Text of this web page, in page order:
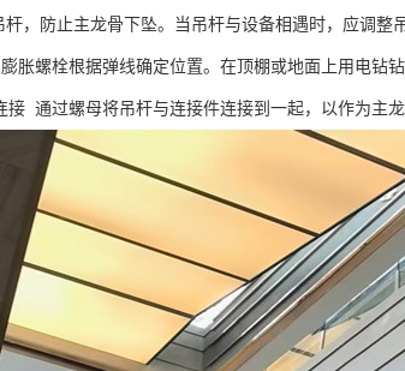
杆，防止主龙骨下坠。当吊杆与设备相遇时，应调整
螺栓根据弹线确定位置。在顶棚或地面上用电钻钻
通过螺母将吊杆与连接件连接到一起，以作为主龙